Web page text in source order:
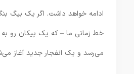
ادامه خواهد داشت. اگر یک بیگ
خط زمانی ما – که یک پیکان رو
می‌رسد و یک انفجار جدید آغاز